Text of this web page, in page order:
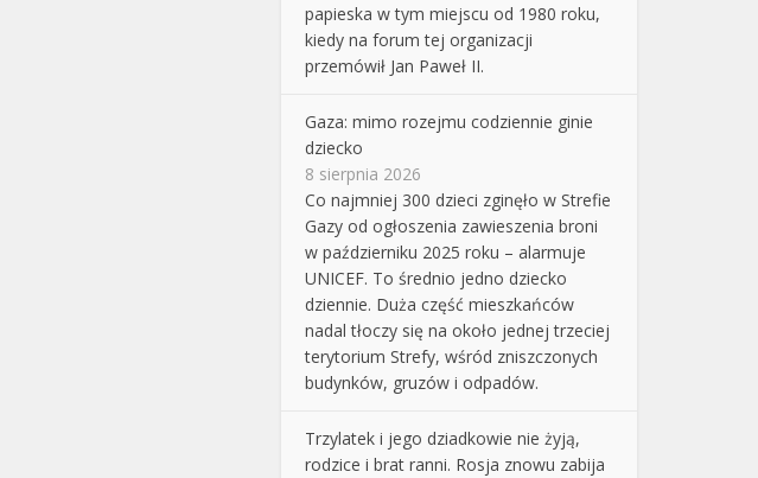
papieska w tym miejscu od 1980 roku,
kiedy na forum tej organizacji
przemówił Jan Paweł II.
Gaza: mimo rozejmu codziennie ginie
dziecko
8 sierpnia 2026
Co najmniej 300 dzieci zginęło w Strefie
Gazy od ogłoszenia zawieszenia broni
w październiku 2025 roku – alarmuje
UNICEF. To średnio jedno dziecko
dziennie. Duża część mieszkańców
nadal tłoczy się na około jednej trzeciej
terytorium Strefy, wśród zniszczonych
budynków, gruzów i odpadów.
Trzylatek i jego dziadkowie nie żyją,
rodzice i brat ranni. Rosja znowu zabija